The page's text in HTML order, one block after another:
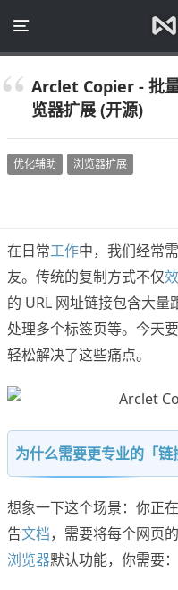
Arclet Copier - 批
览器扩展 (开源)
优化辅助 浏览器扩展
在日常工作中，我们经常
友。传统的复制方式不仅
的 URL 网址链接包含大
处理多个标签页等。今天
轻松解决了这些痛点。
为什么需要更专业的「链
想象一下这个场景：你正
告文档，需要将每个网页
浏览器默认功能，你需要：